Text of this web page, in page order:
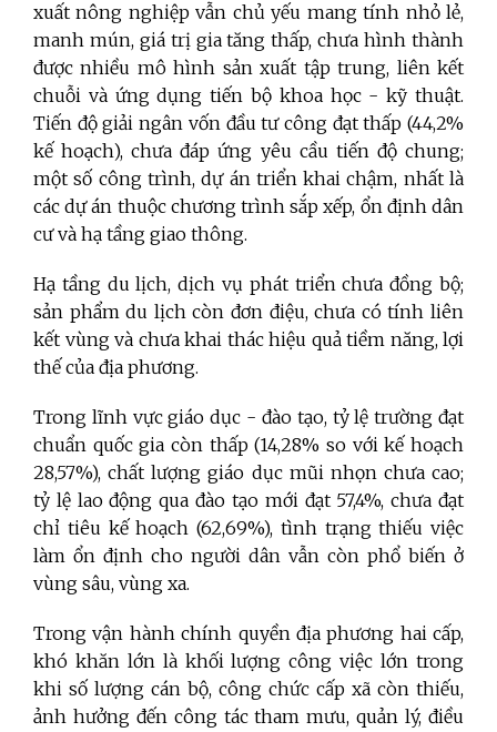
xuất nông nghiệp vẫn chủ yếu mang tính nhỏ lẻ,
manh mún, giá trị gia tăng thấp, chưa hình thành
được nhiều mô hình sản xuất tập trung, liên kết
chuỗi và ứng dụng tiến bộ khoa học - kỹ thuật.
Tiến độ giải ngân vốn đầu tư công đạt thấp (44,2%
kế hoạch), chưa đáp ứng yêu cầu tiến độ chung;
một số công trình, dự án triển khai chậm, nhất là
các dự án thuộc chương trình sắp xếp, ổn định dân
cư và hạ tầng giao thông.
Hạ tầng du lịch, dịch vụ phát triển chưa đồng bộ;
sản phẩm du lịch còn đơn điệu, chưa có tính liên
kết vùng và chưa khai thác hiệu quả tiềm năng, lợi
thế của địa phương.
Trong lĩnh vực giáo dục - đào tạo, tỷ lệ trường đạt
chuẩn quốc gia còn thấp (14,28% so với kế hoạch
28,57%), chất lượng giáo dục mũi nhọn chưa cao;
tỷ lệ lao động qua đào tạo mới đạt 57,4%, chưa đạt
chỉ tiêu kế hoạch (62,69%), tình trạng thiếu việc
làm ổn định cho người dân vẫn còn phổ biến ở
vùng sâu, vùng xa.
Trong vận hành chính quyền địa phương hai cấp,
khó khăn lớn là khối lượng công việc lớn trong
khi số lượng cán bộ, công chức cấp xã còn thiếu,
ảnh hưởng đến công tác tham mưu, quản lý, điều